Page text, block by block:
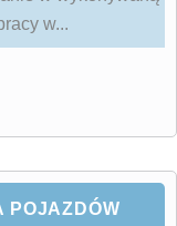
w...
POJAZDÓW